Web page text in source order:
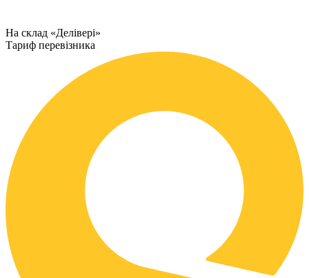
На склад «Делівері»
Тариф перевізника